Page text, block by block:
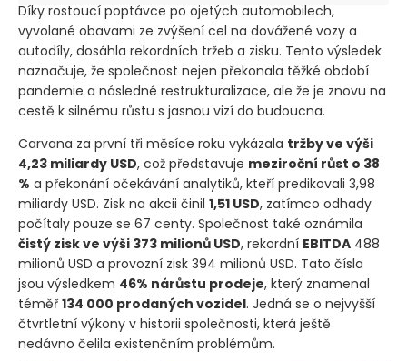
Díky rostoucí poptávce po ojetých automobilech,
vyvolané obavami ze zvýšení cel na dovážené vozy a
autodíly, dosáhla rekordních tržeb a zisku. Tento výsledek
naznačuje, že společnost nejen překonala těžké období
pandemie a následné restrukturalizace, ale že je znovu na
cestě k silnému růstu s jasnou vizí do budoucna.
Carvana za první tři měsíce roku vykázala tržby ve výši
4,23 miliardy USD, což představuje meziroční růst o 38
% a překonání očekávání analytiků, kteří predikovali 3,98
miliardy USD. Zisk na akcii činil 1,51 USD, zatímco odhady
počítaly pouze se 67 centy. Společnost také oznámila
čistý zisk ve výši 373 milionů USD, rekordní EBITDA 488
milionů USD a provozní zisk 394 milionů USD. Tato čísla
jsou výsledkem 46% nárůstu prodeje, který znamenal
téměř 134 000 prodaných vozidel. Jedná se o nejvyšší
čtvrtletní výkony v historii společnosti, která ještě
nedávno čelila existenčním problémům.